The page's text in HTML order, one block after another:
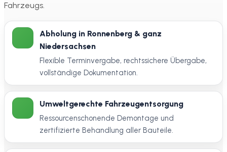
Fahrzeugs.
Abholung in Ronnenberg & ganz
Niedersachsen
Flexible Terminvergabe, rechtssichere Übergabe,
vollständige Dokumentation.
Umweltgerechte Fahrzeugentsorgung
Ressourcenschonende Demontage und
zertifizierte Behandlung aller Bauteile.